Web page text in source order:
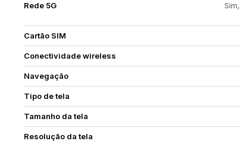
Rede 5G
Cartão SIM
Conectividade wireless
Navegação
Tipo de tela
Tamanho da tela
Resolução da tela